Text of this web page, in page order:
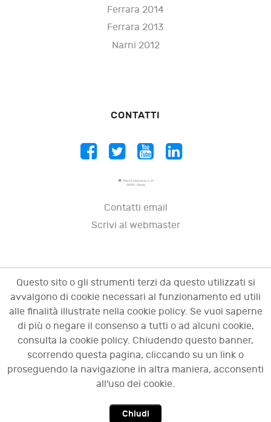
Ferrara 2014
Ferrara 2013
Narni 2012
CONTATTI
Piazza Vescovio, n. 21
00199 - Roma
Contatti email
Scrivi al webmaster
© 2009 - 2026 OCI - Osservatorio sulle crisi
d'impresa. Tutti i diritti riservati.
Questo sito o gli strumenti terzi da questo utilizzati si
avvalgono di cookie necessari al funzionamento ed utili
alle finalità illustrate nella cookie policy. Se vuoi saperne
di più o negare il consenso a tutti o ad alcuni cookie,
consulta la cookie policy. Chiudendo questo banner,
scorrendo questa pagina, cliccando su un link o
proseguendo la navigazione in altra maniera, acconsenti
all'uso dei cookie.
Chiudi